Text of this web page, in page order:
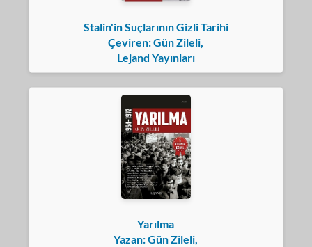
Stalin'in Suçlarının Gizli Tarihi
Çeviren: Gün Zileli,
Lejand Yayınları
Yarılma
Yazan: Gün Zileli,